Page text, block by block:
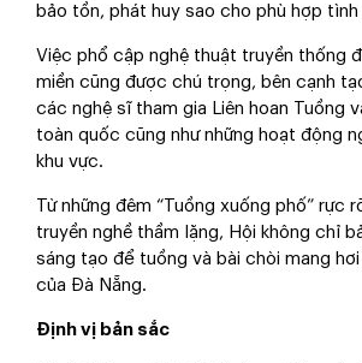
bảo tồn, phát huy sao cho phù hợp tình
Việc phổ cập nghệ thuật truyền thống
miền cũng được chú trọng, bên cạnh
các nghệ sĩ tham gia Liên hoan Tuồng
toàn quốc cũng như những hoạt động
khu vực.
Từ những đêm “Tuồng xuống phố” rực
truyền nghề thầm lặng, Hội không chỉ
sáng tạo để tuồng và bài chòi mang
của Đà Nẵng.
Định vị bản sắc